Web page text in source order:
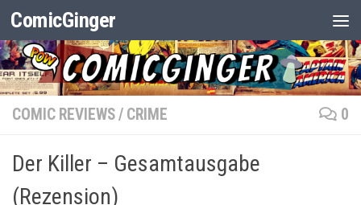
Zum Inhalt springen
ComicGinger
COMIC REVIEWS/ CRIME 0
Der Killer – Gesamtausgabe
(Rezension)